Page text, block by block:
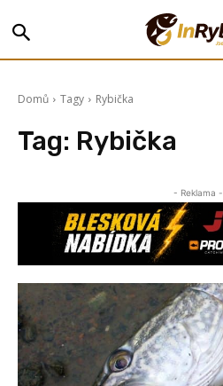
Domů Tagy Rybička
Tag: Rybička
- Reklama -